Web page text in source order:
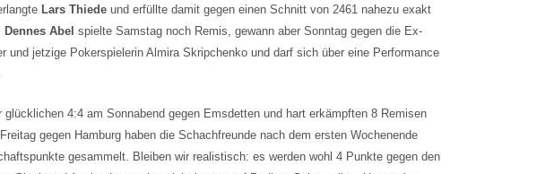
Lars Thiede und erfüllte damit gegen einen Schnitt von 2461 nahezu exakt
Dennes Abel spielte Samstag noch Remis, gewann aber Sonntag gegen die Ex-
und jetzige Pokerspielerin Almira Skripchenko und darf sich über eine Performance
glücklichen 4:4 am Sonnabend gegen Emsdetten und hart erkämpften 8 Remisen
gegen Hamburg haben die Schachfreunde nach dem ersten Wochenende
gesammelt. Bleiben wir realistisch: es werden wohl 4 Punkte gegen den